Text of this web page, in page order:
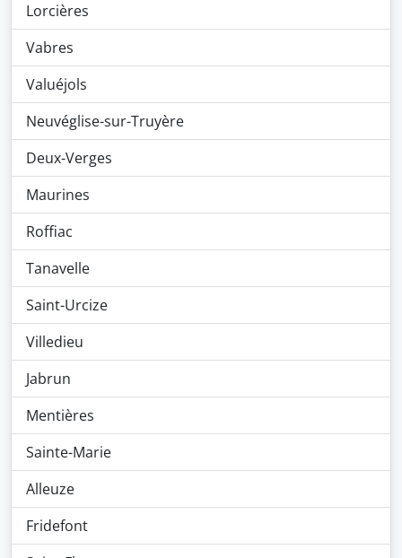
Lorcières
Vabres
Valuéjols
Neuvéglise-sur-Truyère
Deux-Verges
Maurines
Roffiac
Tanavelle
Saint-Urcize
Villedieu
Jabrun
Mentières
Sainte-Marie
Alleuze
Fridefont